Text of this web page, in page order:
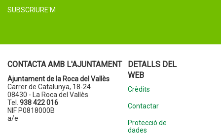
SUBSCRIURE'M
CONTACTA AMB L'AJUNTAMENT
Ajuntament de la Roca del Vallès
Carrer de Catalunya, 18-24
08430 - La Roca del Vallès
Tel. 938 422 016
NIF P0818000B
a/e
DETALLS DEL
WEB
Crèdits
Contactar
Protecció de
dades